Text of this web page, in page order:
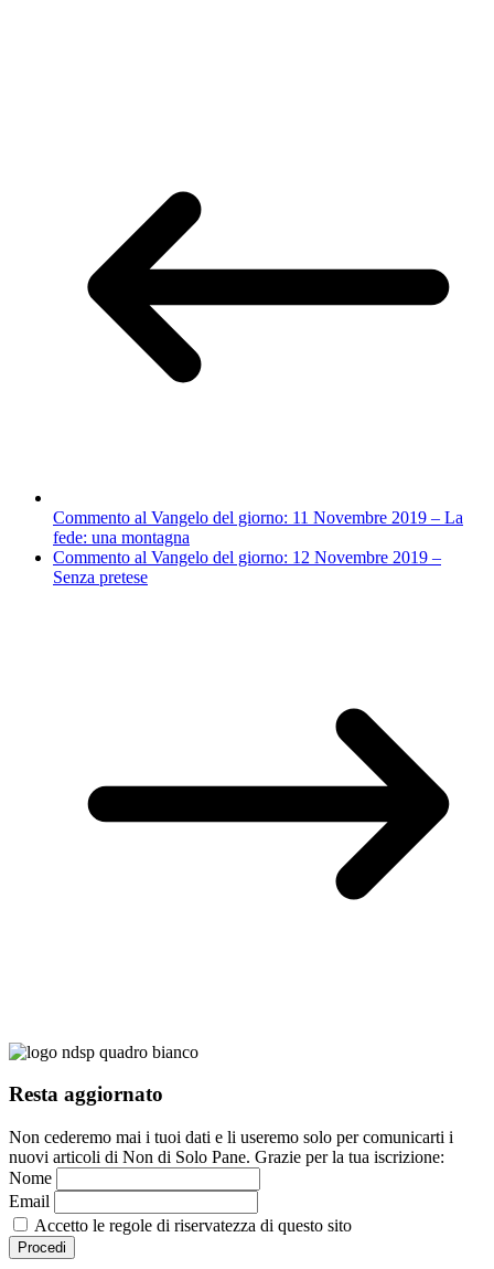
Commento al Vangelo del giorno: 11 Novembre 2019 – La
fede: una montagna
Commento al Vangelo del giorno: 12 Novembre 2019 –
Senza pretese
Resta aggiornato
Non cederemo mai i tuoi dati e li useremo solo per comunicarti i
nuovi articoli di Non di Solo Pane. Grazie per la tua iscrizione:
Nome
Email
Accetto le regole di riservatezza di questo sito